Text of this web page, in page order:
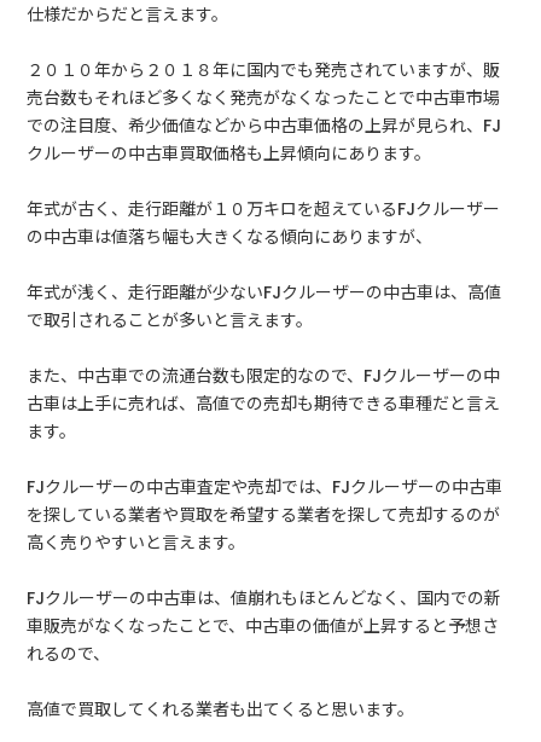
仕様だからだと言えます。
２０１０年から２０１８年に国内でも発売されていますが、販
売台数もそれほど多くなく発売がなくなったことで中古車市場
での注目度、希少価値などから中古車価格の上昇が見られ、FJ
クルーザーの中古車買取価格も上昇傾向にあります。
年式が古く、走行距離が１０万キロを超えているFJクルーザー
の中古車は値落ち幅も大きくなる傾向にありますが、
年式が浅く、走行距離が少ないFJクルーザーの中古車は、高値
で取引されることが多いと言えます。
また、中古車での流通台数も限定的なので、FJクルーザーの中
古車は上手に売れば、高値での売却も期待できる車種だと言え
ます。
FJクルーザーの中古車査定や売却では、FJクルーザーの中古車
を探している業者や買取を希望する業者を探して売却するのが
高く売りやすいと言えます。
FJクルーザーの中古車は、値崩れもほとんどなく、国内での新
車販売がなくなったことで、中古車の価値が上昇すると予想さ
れるので、
高値で買取してくれる業者も出てくると思います。